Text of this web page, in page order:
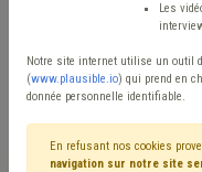
Filtrer cette
Les
Notre site internet utilise un outil
(www.plausible.io) qui prend en
donnée personnelle identifiable.
En refusant nos cookies
navigation sur notre site